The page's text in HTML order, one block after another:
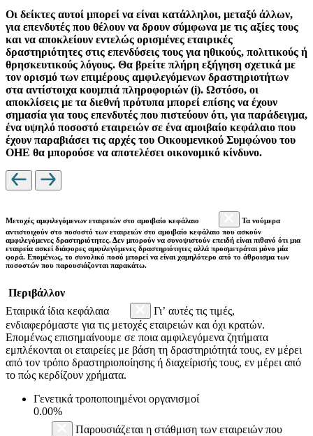
Οι δείκτες αυτοί μπορεί να είναι κατάλληλοι, μεταξύ άλλων,
για επενδυτές που θέλουν να δρουν σύμφωνα με τις αξίες τους
και να αποκλείουν εντελώς ορισμένες εταιρικές
δραστηριότητες στις επενδύσεις τους για ηθικούς, πολιτικούς ή
θρησκευτικούς λόγους. Θα βρείτε πλήρη εξήγηση σχετικά με
τον ορισμό των επιμέρους αμφιλεγόμενων δραστηριοτήτων
στα αντίστοιχα κουμπιά πληροφοριών (i). Ωστόσο, οι
αποκλίσεις με τα διεθνή πρότυπα μπορεί επίσης να έχουν
σημασία για τους επενδυτές που πιστεύουν ότι, για παράδειγμα,
ένα υψηλό ποσοστό εταιρειών σε ένα αμοιβαίο κεφάλαιο που
έχουν παραβιάσει τις αρχές του Οικουμενικού Συμφώνου του
ΟΗΕ θα μπορούσε να αποτελέσει οικονομικό κίνδυνο.
Μετοχές αμφιλεγόμενων εταιρειών στο αμοιβαίο κεφάλαιο
Τα νούμερα
αντιστοιχούν στο ποσοστό των εταιρειών στο αμοιβαίο κεφάλαιο που ασκούν
αμφιλεγόμενες δραστηριότητες. Δεν μπορούν να συνοψιστούν επειδή είναι πιθανό ότι μια
εταιρεία ασκεί διάφορες αμφιλεγόμενες δραστηριότητες αλλά προσμετράται μόνο μία
φορά. Επομένως, το συνολικό ποσό μπορεί να είναι χαμηλότερο από το άθροισμα των
ποσοστών που παρουσιάζονται παρακάτω.
Περιβάλλον
Εταιρικά ίδια κεφάλαια
Γι’ αυτές τις τιμές,
ενδιαφερόμαστε για τις μετοχές εταιρειών και όχι κρατών.
Επομένως επισημαίνουμε σε ποια αμφιλεγόμενα ζητήματα
εμπλέκονται οι εταιρείες με βάση τη δραστηριότητά τους, εν μέρει
από τον τρόπο δραστηριοποίησης ή διαχείρισής τους, εν μέρει από
το πώς κερδίζουν χρήματα.
Γενετικά τροποποιημένοι οργανισμοί
0.00%
Παρουσιάζεται η στάθμιση των εταιρειών που